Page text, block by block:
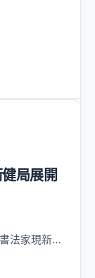
局展開
法家現新…